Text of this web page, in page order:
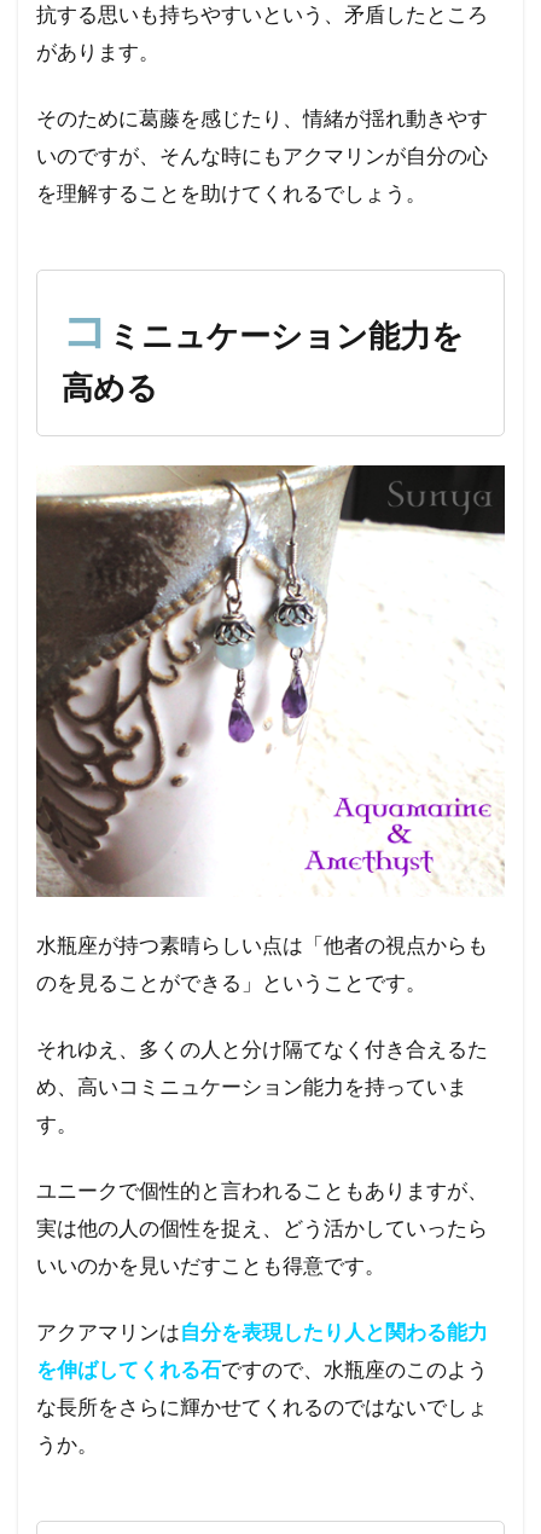
ョ
ン
を
高
る
勇
の
石
4
め
抗する思いも持ちやすいという、矛盾したところ
があります。
そのために葛藤を感じたり、情緒が揺れ動きやす
いのですが、そんな時にもアクマリンが自分の心
を理解することを助けてくれるでしょう。
コ ミニュケーション能力を
高める
水瓶座が持つ素晴らしい点は「他者の視点からも
のを見ることができる」ということです。
それゆえ、多くの人と分け隔てなく付き合えるた
め、高いコミニュケーション能力を持っていま
す。
ユニークで個性的と言われることもありますが、
実は他の人の個性を捉え、どう活かしていったら
いいのかを見いだすことも得意です。
アクアマリンは自分を表現したり人と関わる能力
を伸ばしてくれる石ですので、水瓶座のこのよう
な長所をさらに輝かせてくれるのではないでしょ
うか。